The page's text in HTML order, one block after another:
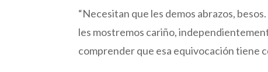
“Necesitan que les demos abrazos,
les mostremos cariño,
comprender que esa equivocación tiene